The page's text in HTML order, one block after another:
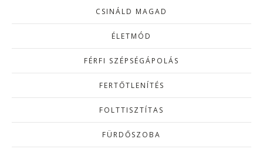
CSINÁLD MAGAD
ÉLETMÓD
FÉRFI SZÉPSÉGÁPOLÁS
FERTŐTLENÍTÉS
FOLTTISZTÍTAS
FÜRDŐSZOBA